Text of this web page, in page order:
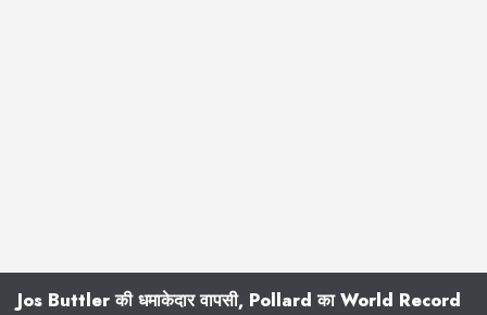
Jos Buttler की धमाकेदार वापसी, Pollard का World Record